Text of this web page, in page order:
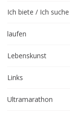
Ich biete / Ich suche
laufen
Lebenskunst
Links
Ultramarathon